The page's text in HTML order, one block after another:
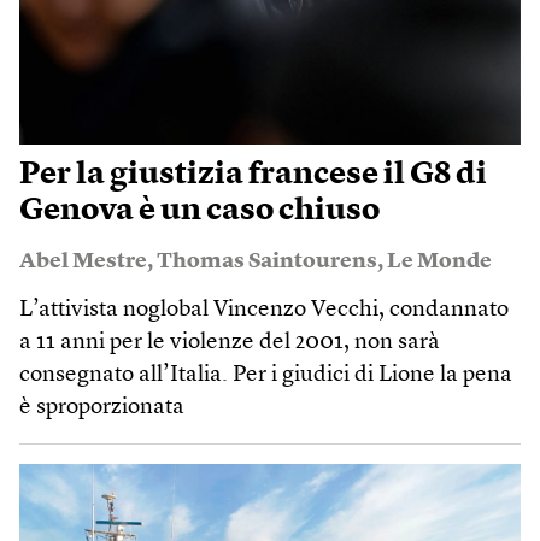
Per la giustizia francese il G8 di
Genova è un caso chiuso
Abel Mestre,Thomas Saintourens,Le Monde
L’attivista noglobal Vincenzo Vecchi, condannato
a 11 anni per le violenze del 2001, non sarà
consegnato all’Italia. Per i giudici di Lione la pena
è sproporzionata